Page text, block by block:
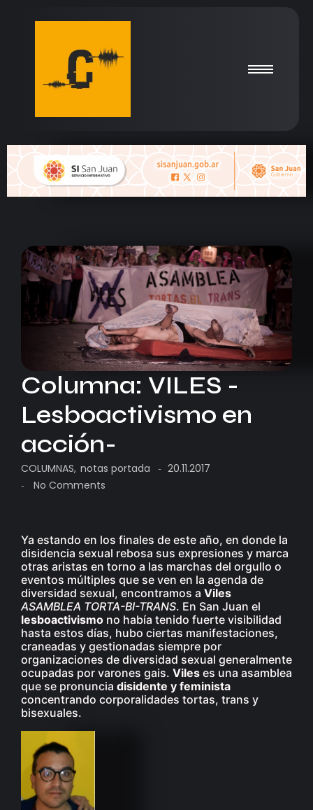
Columna: VILES -
Lesboactivismo en
acción-
COLUMNAS, notas portada - 20.11.2017
- No Comments
Ya estando en los finales de este año, en donde la
disidencia sexual rebosa sus expresiones y marca
otras aristas en torno a las marchas del orgullo o
eventos múltiples que se ven en la agenda de
diversidad sexual, encontramos a Viles
ASAMBLEA TORTA-BI-TRANS. En San Juan el
lesboactivismo no había tenido fuerte visibilidad
hasta estos días, hubo ciertas manifestaciones,
craneadas y gestionadas siempre por
organizaciones de diversidad sexual generalmente
ocupadas por varones gais. Viles es una asamblea
que se pronuncia disidente y feminista
concentrando corporalidades tortas, trans y
bisexuales.